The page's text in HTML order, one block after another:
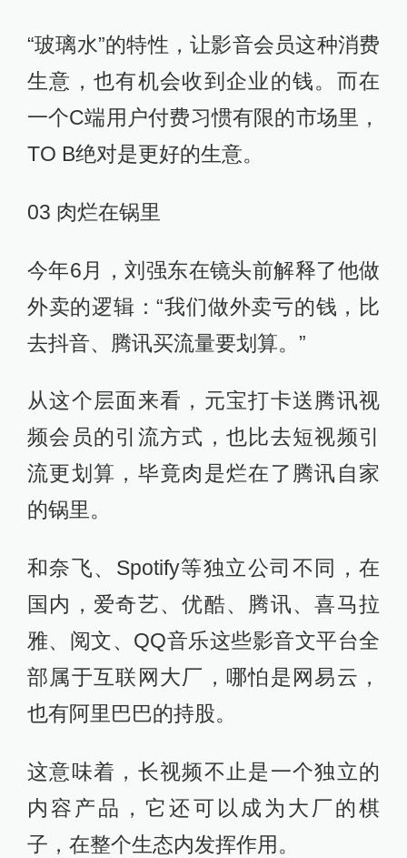
“玻璃水”的特性，让影音会员这种消费
生意，也有机会收到企业的钱。而在
一个C端用户付费习惯有限的市场里，
TO B绝对是更好的生意。
03 肉烂在锅里
今年6月，刘强东在镜头前解释了他做
外卖的逻辑：“我们做外卖亏的钱，比
去抖音、腾讯买流量要划算。”
从这个层面来看，元宝打卡送腾讯视
频会员的引流方式，也比去短视频引
流更划算，毕竟肉是烂在了腾讯自家
的锅里。
和奈飞、Spotify等独立公司不同，在
国内，爱奇艺、优酷、腾讯、喜马拉
雅、阅文、QQ音乐这些影音文平台全
部属于互联网大厂，哪怕是网易云，
也有阿里巴巴的持股。
这意味着，长视频不止是一个独立的
内容产品，它还可以成为大厂的棋
子，在整个生态内发挥作用。